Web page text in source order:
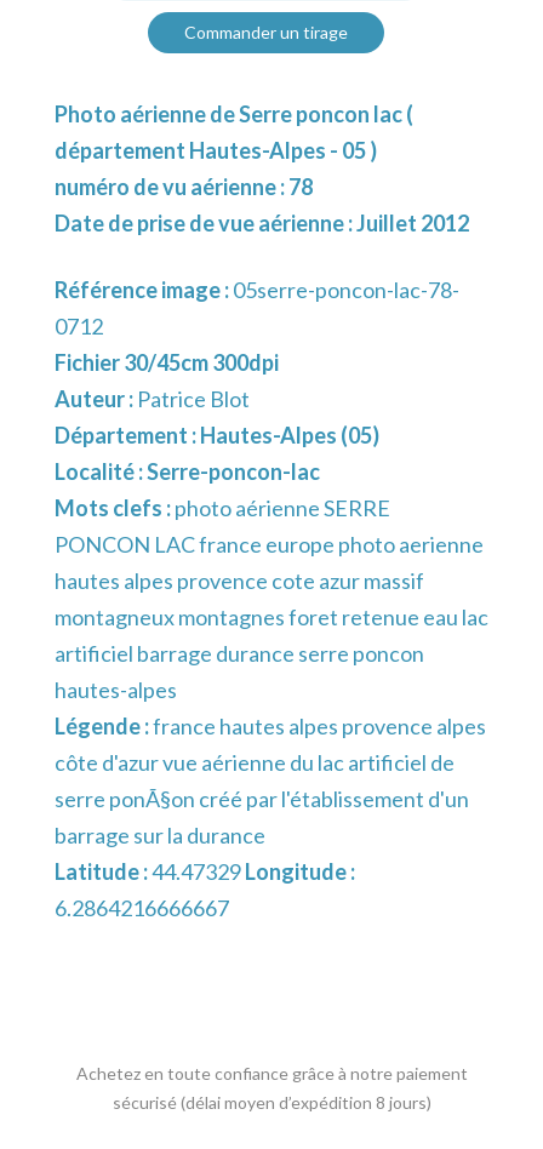
Commander un tirage
Photo aérienne de Serre poncon lac (
département Hautes-Alpes - 05 )
numéro de vu aérienne : 78
Date de prise de vue aérienne : Juillet 2012
Référence image :05serre-poncon-lac-78-
0712
Fichier 30/45cm 300dpi
Auteur : Patrice Blot
Département :Hautes-Alpes (05)
Localité :Serre-poncon-lac
Mots clefs :photo aérienne SERRE
PONCON LAC france europe photo aerienne
hautes alpes provence cote azur massif
montagneux montagnes foret retenue eau lac
artificiel barrage durance serre poncon
hautes-alpes
Légende :france hautes alpes provence alpes
côte d'azur vue aérienne du lac artificiel de
serre ponÃ§on créé par l'établissement d'un
barrage sur la durance
Latitude :44.47329Longitude :
6.2864216666667
Achetez en toute confiance grâce à notre paiement
sécurisé (délai moyen d’expédition 8 jours)